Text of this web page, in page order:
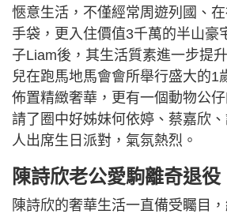
愜意生活，不僅經常周遊列國、
手袋，更入住價值3千萬的半山豪
子Liam後，其生活質素進一步提
兒在跑馬地馬會會所舉行盛大的1
佈置精緻奢華，更有一個動物公
請了圈中好姊妹何依婷、蔡嘉欣
人出席生日派對，氣氛熱烈。
陳詩欣老公愛駒離奇退役
陳詩欣的奢華生活一直備受矚目